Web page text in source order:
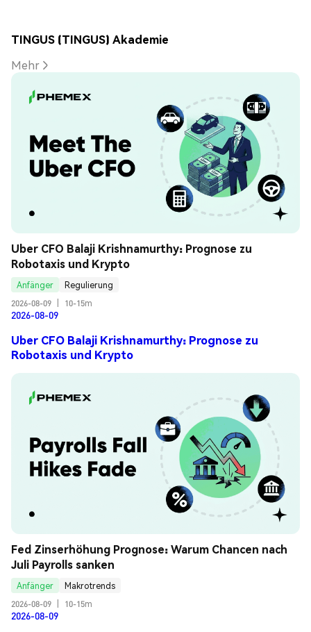
TINGUS (TINGUS) Akademie
Mehr
Uber CFO Balaji Krishnamurthy: Prognose zu
Robotaxis und Krypto
Anfänger
Regulierung
2026-08-09
10-15m
2026-08-09
Uber CFO Balaji Krishnamurthy: Prognose zu
Robotaxis und Krypto
Fed Zinserhöhung Prognose: Warum Chancen nach
Juli Payrolls sanken
Anfänger
Makrotrends
2026-08-09
10-15m
2026-08-09